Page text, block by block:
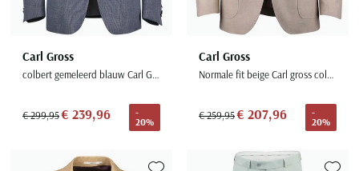
Carl Gross
colbert gemeleerd blauw Carl Gross
€ 299,95€ 239,96
-
20%
Carl Gross
Normale fit beige Carl gross colbert tebbo
€ 259,95€ 207,96
-
20%